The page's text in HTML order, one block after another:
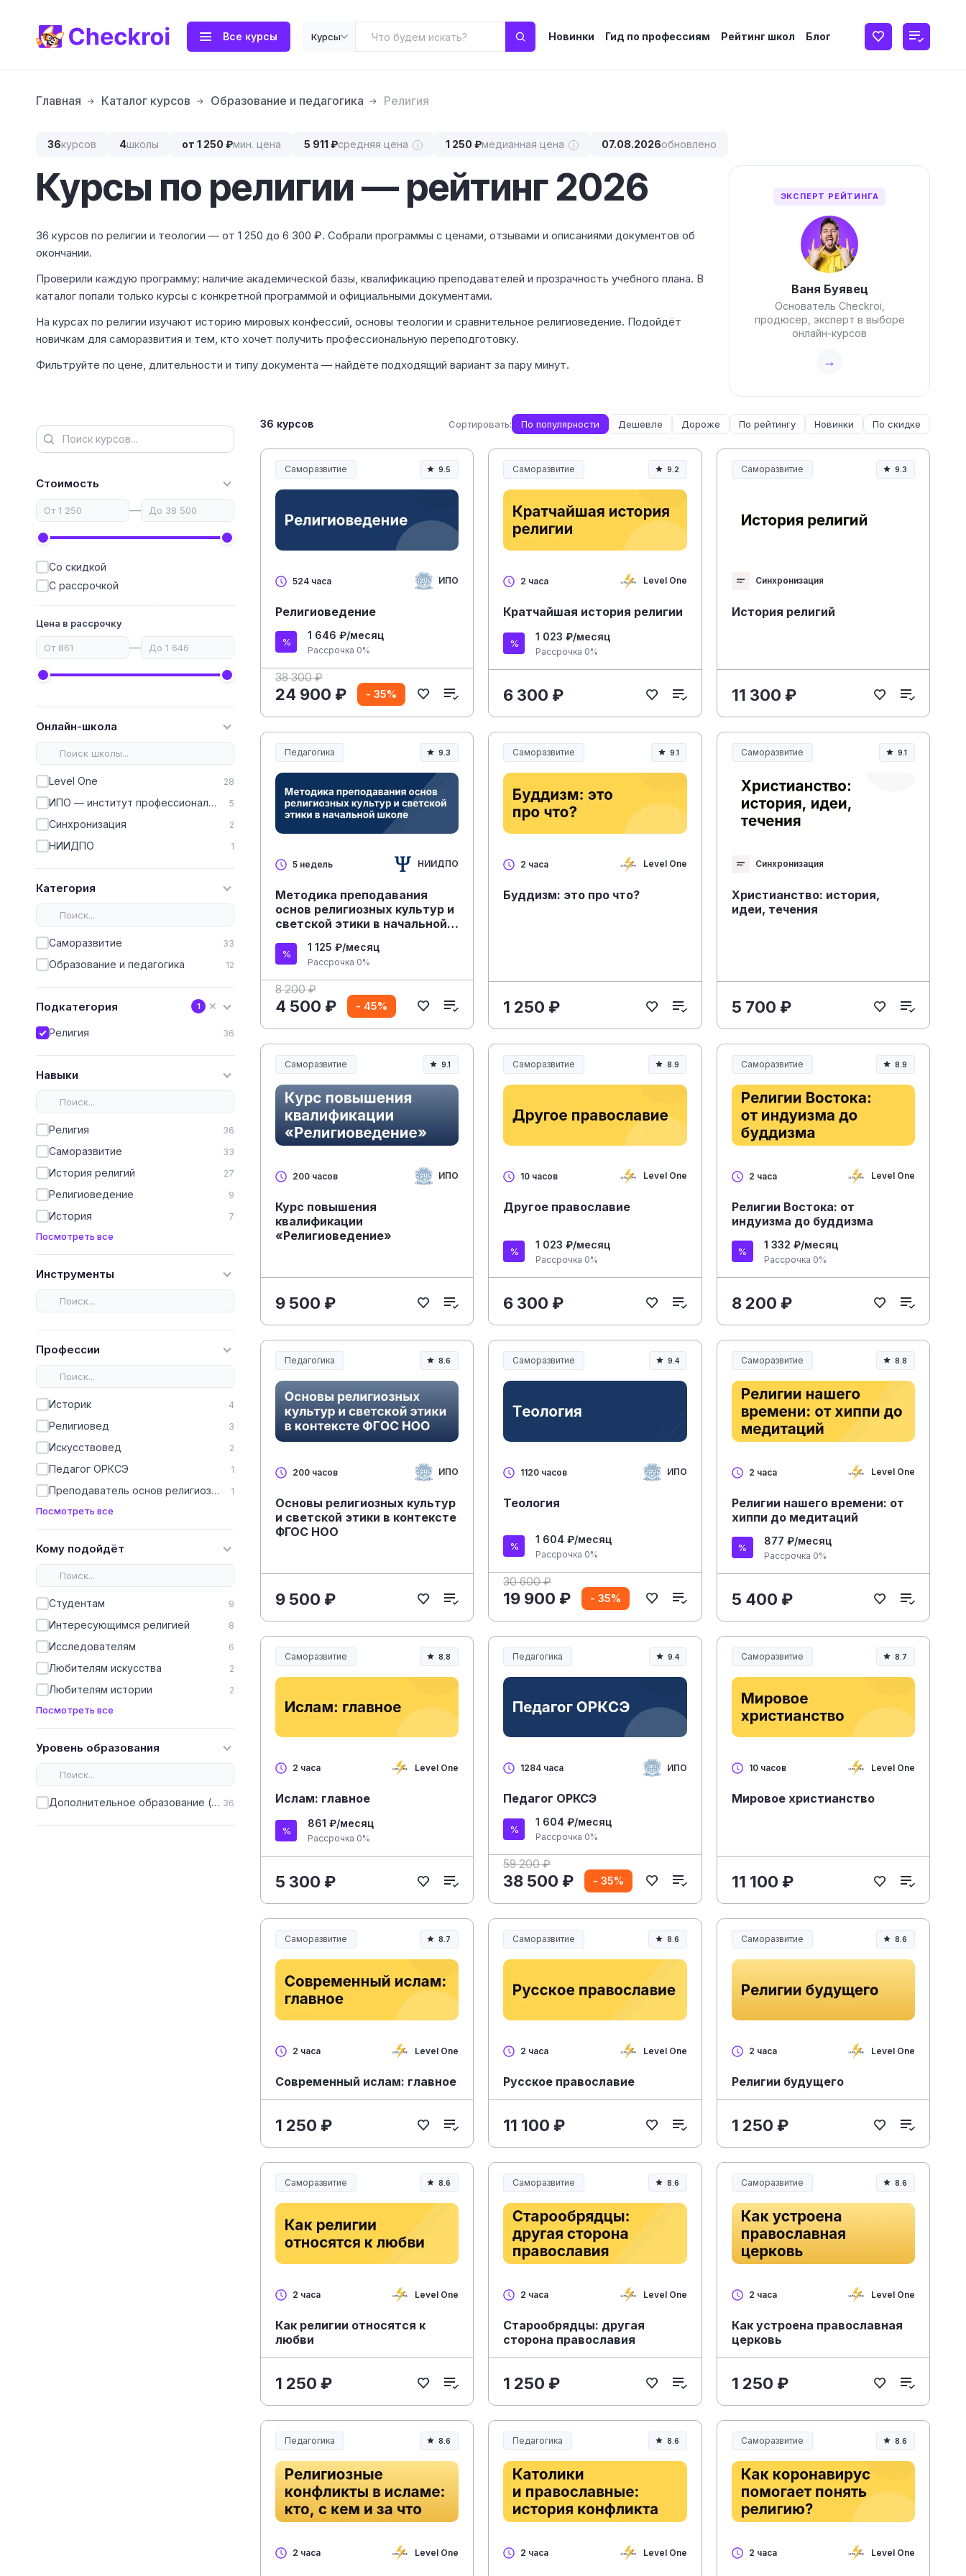
Все курсы Курсы Новинки Гид по профессиям Рейтинг школ Блог
Главная Каталог курсов Образование и педагогика Религия
36курсов 4школы от 1 250 ₽мин. цена 5 911 ₽средняя цена 1 250 ₽медианная цена 07.08.2026обновлено
Курсы по религии — рейтинг 2026
36 курсов по религии и теологии — от 1 250 до 6 300 ₽. Собрали программы с ценами, отзывами и описаниями документов об
окончании.
Проверили каждую программу: наличие академической базы, квалификацию преподавателей и прозрачность учебного плана. В
каталог попали только курсы с конкретной программой и официальными документами.
На курсах по религии изучают историю мировых конфессий, основы теологии и сравнительное религиоведение. Подойдёт
новичкам для саморазвития и тем, кто хочет получить профессиональную переподготовку.
Фильтруйте по цене, длительности и типу документа — найдёте подходящий вариант за пару минут.
ЭКСПЕРТ РЕЙТИНГА
Ваня Буявец
Основатель Checkroi,
продюсер, эксперт в выборе
онлайн-курсов
→
Стоимость
—
Со скидкой
С рассрочкой
Цена в рассрочку
—
Онлайн-школа
Level One 28
ИПО — институт профессионального образования 5
Синхронизация 2
НИИДПО 1
Категория
Саморазвитие 33
Образование и педагогика 12
Подкатегория 1 ✕
Религия 36
Навыки
Религия 36
Саморазвитие 33
История религий 27
Религиоведение 9
История 7
Посмотреть все
Инструменты
Профессии
Историк 4
Религиовед 3
Искусствовед 2
Педагог ОРКСЭ 1
Преподаватель основ религиозных культур 1
Посмотреть все
Кому подойдёт
Студентам 9
Интересующимся религией 8
Исследователям 6
Любителям искусства 2
Любителям истории 2
Посмотреть все
Уровень образования
Дополнительное образование (ДПО) 36
36 курсов Сортировать: По популярности Дешевле Дороже По рейтингу Новинки По скидке
Саморазвитие 9.5
524 часа ИПО
Религиоведение
1 646 ₽/месяц
Рассрочка 0%
38 300 ₽
24 900 ₽ - 35%
Саморазвитие 9.2
2 часа Level One
Кратчайшая история религии
1 023 ₽/месяц
Рассрочка 0%
6 300 ₽
Саморазвитие 9.3
Синхронизация
История религий
11 300 ₽
Педагогика
Образование и педагогика
9.3
5 недель НИИДПО
Методика преподавания
основ религиозных культур и
светской этики в начальной
1 125 ₽/месяц
Рассрочка 0%
8 200 ₽
4 500 ₽ - 45%
Саморазвитие 9.1
2 часа Level One
Буддизм: это про что?
1 250 ₽
Саморазвитие 9.1
Синхронизация
Христианство: история,
идеи, течения
5 700 ₽
Саморазвитие 9.1
200 часов ИПО
Курс повышения
квалификации
«Религиоведение»
9 500 ₽
Саморазвитие 8.9
10 часов Level One
Другое православие
1 023 ₽/месяц
Рассрочка 0%
6 300 ₽
Саморазвитие 8.9
2 часа Level One
Религии Востока: от
индуизма до буддизма
1 332 ₽/месяц
Рассрочка 0%
8 200 ₽
Педагогика
Образование и педагогика
8.6
200 часов ИПО
Основы религиозных культур
и светской этики в контексте
ФГОС НОО
9 500 ₽
Саморазвитие 9.4
1120 часов ИПО
Теология
1 604 ₽/месяц
Рассрочка 0%
30 600 ₽
19 900 ₽ - 35%
Саморазвитие 8.8
2 часа Level One
Религии нашего времени: от
хиппи до медитаций
877 ₽/месяц
Рассрочка 0%
5 400 ₽
Саморазвитие 8.8
2 часа Level One
Ислам: главное
861 ₽/месяц
Рассрочка 0%
5 300 ₽
Педагогика
Образование и педагогика
9.4
1284 часа ИПО
Педагог ОРКСЭ
1 604 ₽/месяц
Рассрочка 0%
59 200 ₽
38 500 ₽ - 35%
Саморазвитие 8.7
10 часов Level One
Мировое христианство
11 100 ₽
Саморазвитие 8.7
2 часа Level One
Современный ислам: главное
1 250 ₽
Саморазвитие 8.6
2 часа Level One
Русское православие
11 100 ₽
Саморазвитие 8.6
2 часа Level One
Религии будущего
1 250 ₽
Саморазвитие 8.6
2 часа Level One
Как религии относятся к
любви
1 250 ₽
Саморазвитие 8.6
2 часа Level One
Старообрядцы: другая
сторона православия
1 250 ₽
Саморазвитие 8.6
2 часа Level One
Как устроена православная
церковь
1 250 ₽
Педагогика
Образование и педагогика
8.6
2 часа Level One
Педагогика
Образование и педагогика
8.6
2 часа Level One
Саморазвитие 8.6
2 часа Level One